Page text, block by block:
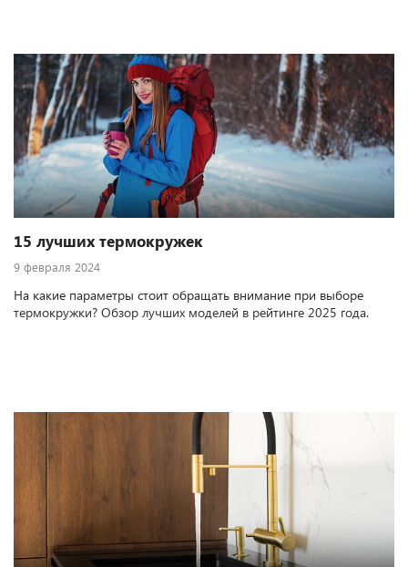
15 лучших термокружек
9 февраля 2024
На какие параметры стоит обращать внимание при выборе
термокружки? Обзор лучших моделей в рейтинге 2025 года.